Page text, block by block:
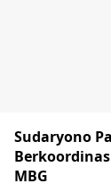
Sudaryono
MBG